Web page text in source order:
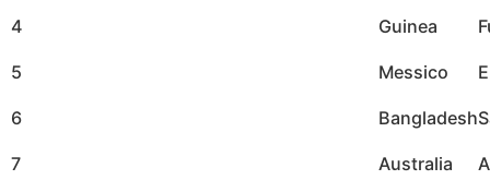
4 Guinea
5 Messico
6 Bangladesh
7 Australia